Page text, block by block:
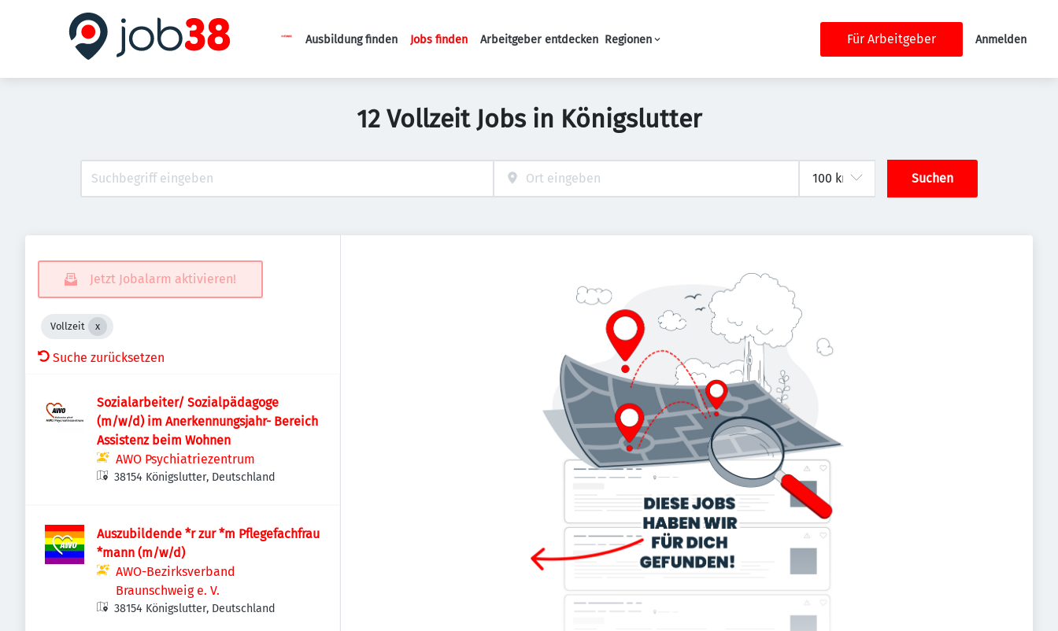
Haupt-Navigation
Ausbildung finden Jobs finden Arbeitgeber entdecken Regionen Für Arbeitgeber Anmelden
12 Vollzeit Jobs in Königslutter
Suchen
Jetzt Jobalarm aktivieren!
Vollzeit
Suche zurücksetzen
Sozialarbeiter/ Sozialpädagoge
(m/w/d) im Anerkennungsjahr- Bereich
Assistenz beim Wohnen
AWO Psychiatriezentrum
38154 Königslutter, Deutschland
Auszubildende *r zur *m Pflegefachfrau
*mann (m/w/d)
AWO-Bezirksverband
Braunschweig e. V.
38154 Königslutter, Deutschland